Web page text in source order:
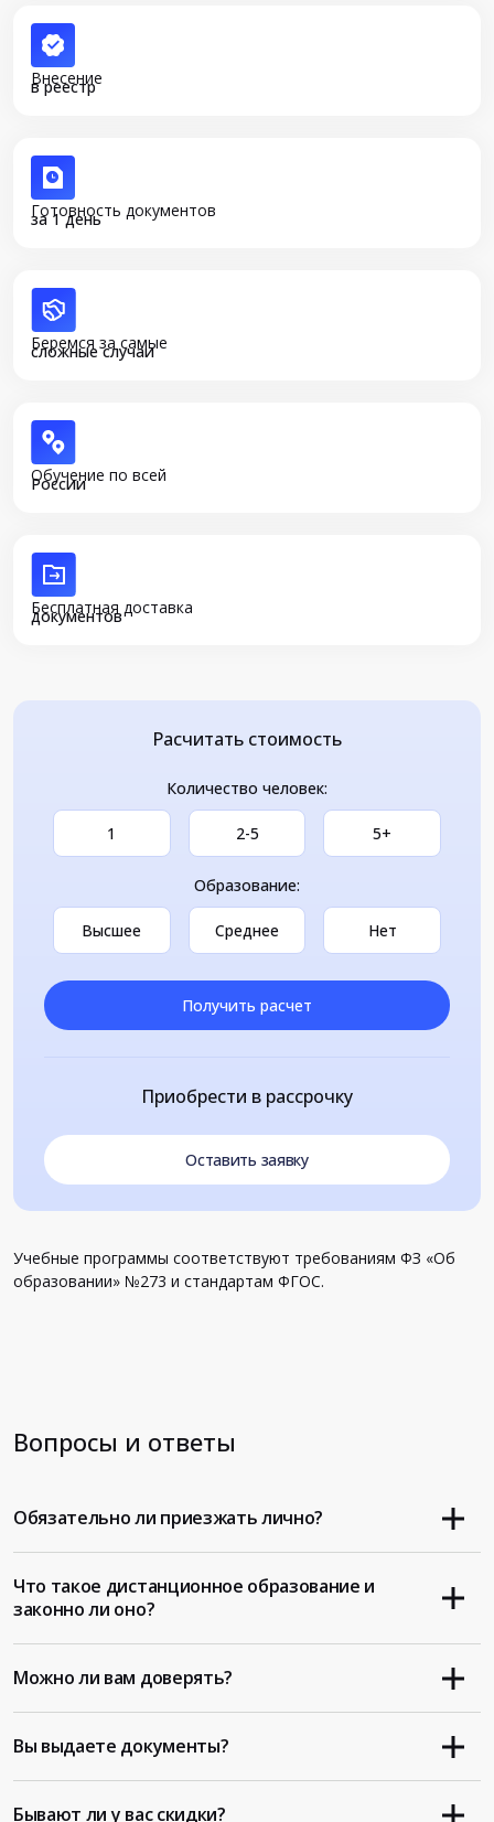
Внесение
в реестр
Готовность документов
за 1 день
Беремся за самые
сложные случаи
Обучение по всей
России
Бесплатная доставка
документов
Расчитать стоимость
Количество человек:
1 2-5 5+
Образование:
Высшее Среднее Нет
Получить расчет
Приобрести в рассрочку
Оставить заявку
Учебные программы соответствуют требованиям ФЗ «Об
образовании» №273 и стандартам ФГОС.
Вопросы и ответы
Обязательно ли приезжать лично?
Что такое дистанционное образование и
законно ли оно?
Можно ли вам доверять?
Вы выдаете документы?
Бывают ли у вас скидки?